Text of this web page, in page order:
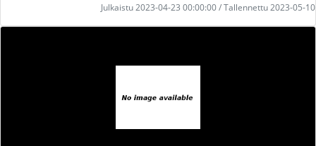
Julkaistu 2023-04-23 00:00:00 / Tallennettu 2023-05-10